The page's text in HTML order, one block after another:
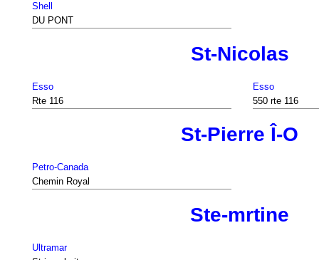
Shell
DU PONT
St-Nicolas
Esso
Rte 116
Esso
550 rte 116
St-Pierre Î-O
Petro-Canada
Chemin Royal
Ste-mrtine
Ultramar